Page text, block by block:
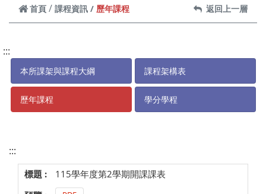
首頁 課程資訊 歷年課程 返回上一層
:::
本所課架與課程大綱 課程架構表
歷年課程 學分學程
:::
115學年度第2學期開課課表